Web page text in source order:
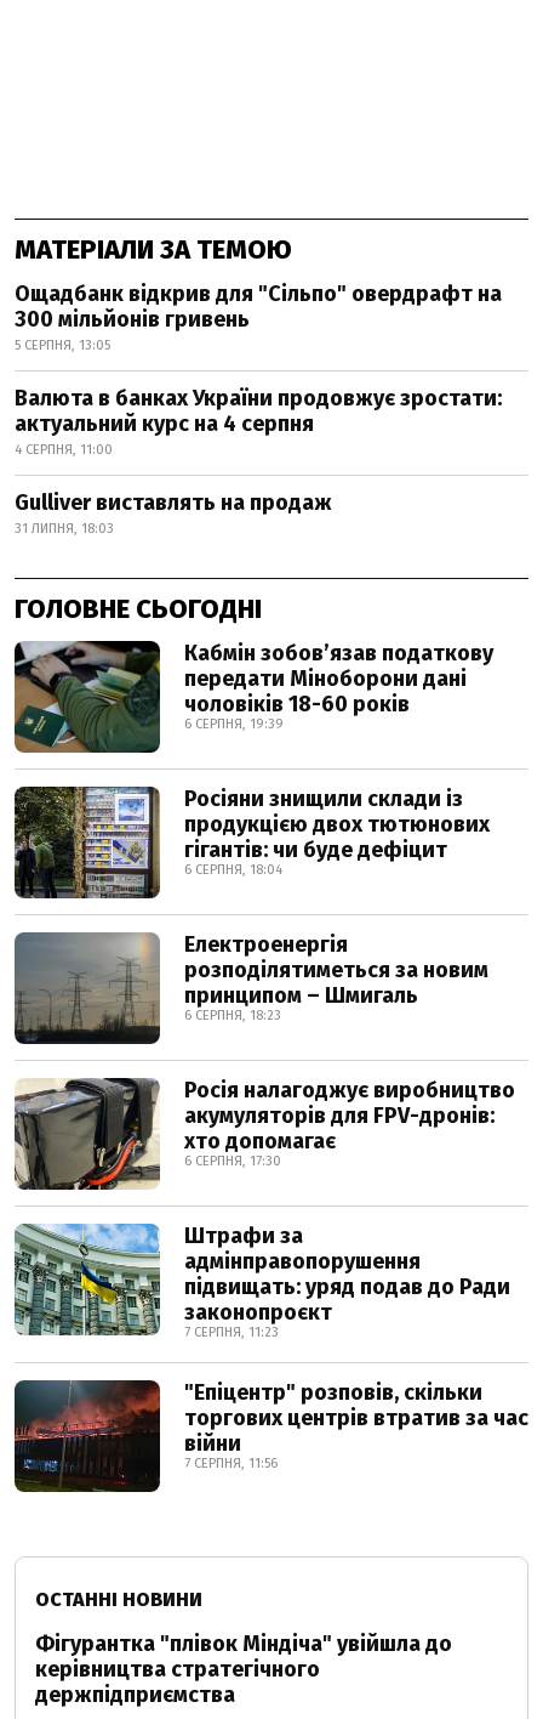
МАТЕРІАЛИ ЗА ТЕМОЮ
Ощадбанк відкрив для "Сільпо" овердрафт на
300 мільйонів гривень
5 СЕРПНЯ, 13:05
Валюта в банках України продовжує зростати:
актуальний курс на 4 серпня
4 СЕРПНЯ, 11:00
Gulliver виставлять на продаж
31 ЛИПНЯ, 18:03
ГОЛОВНЕ СЬОГОДНІ
Кабмін зобовʼязав податкову
передати Міноборони дані
чоловіків 18-60 років
6 СЕРПНЯ, 19:39
Росіяни знищили склади із
продукцією двох тютюнових
гігантів: чи буде дефіцит
6 СЕРПНЯ, 18:04
Електроенергія
розподілятиметься за новим
принципом – Шмигаль
6 СЕРПНЯ, 18:23
Росія налагоджує виробництво
акумуляторів для FPV-дронів:
хто допомагає
6 СЕРПНЯ, 17:30
Штрафи за
адмінправопорушення
підвищать: уряд подав до Ради
законопроєкт
7 СЕРПНЯ, 11:23
"Епіцентр" розповів, скільки
торгових центрів втратив за час
війни
7 СЕРПНЯ, 11:56
ОСТАННІ НОВИНИ
Фігурантка "плівок Міндіча" увійшла до
керівництва стратегічного
держпідприємства